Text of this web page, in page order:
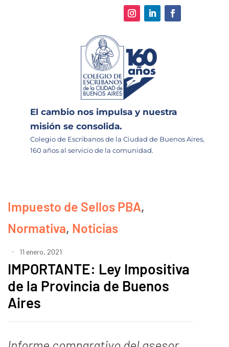
El cambio nos impulsa y nuestra
misión se consolida.
Colegio de Escribanos de la Ciudad de Buenos Aires,
160 años al servicio de la comunidad.
Impuesto de Sellos PBA,
Normativa, Noticias
11 enero, 2021
IMPORTANTE: Ley Impositiva
de la Provincia de Buenos
Aires